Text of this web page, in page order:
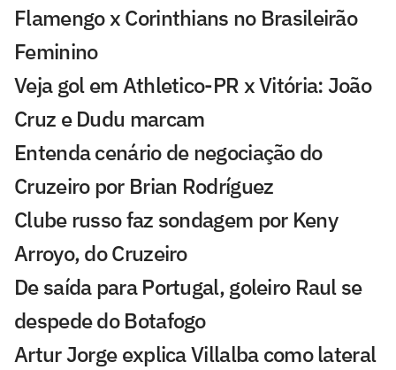
Flamengo x Corinthians no Brasileirão
Feminino
Veja gol em Athletico-PR x Vitória: João
Cruz e Dudu marcam
Entenda cenário de negociação do
Cruzeiro por Brian Rodríguez
Clube russo faz sondagem por Keny
Arroyo, do Cruzeiro
De saída para Portugal, goleiro Raul se
despede do Botafogo
Artur Jorge explica Villalba como lateral